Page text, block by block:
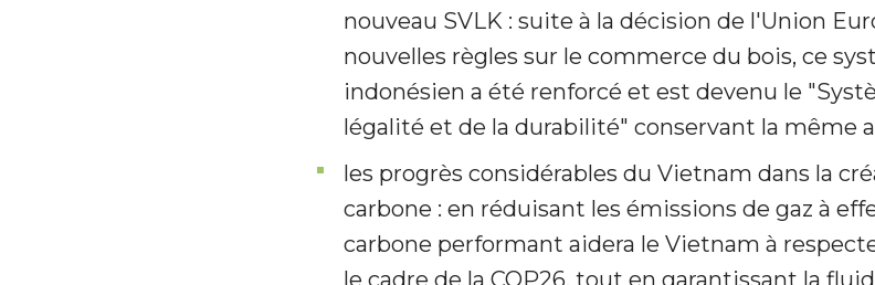
nouveau SVLK : suite à la décision de l'Union
nouvelles règles sur le commerce du bois, ce
indonésien a été renforcé et est devenu le
légalité et de la durabilité" conservant la même
les progrès considérables du Vietnam dans la
carbone : en réduisant les émissions de gaz à
carbone performant aidera le Vietnam à
le cadre de la COP26, tout en garantissant la